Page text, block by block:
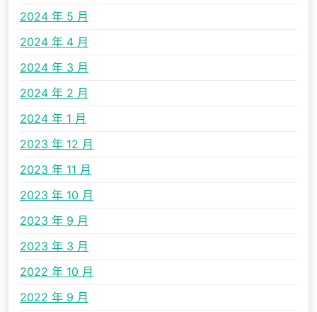
2024 年 5 月
2024 年 4 月
2024 年 3 月
2024 年 2 月
2024 年 1 月
2023 年 12 月
2023 年 11 月
2023 年 10 月
2023 年 9 月
2023 年 3 月
2022 年 10 月
2022 年 9 月